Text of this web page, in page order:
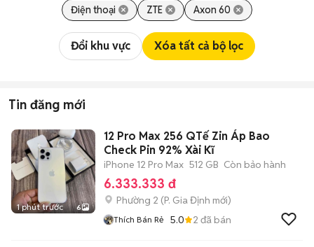
Điện thoại ZTE Axon 60
Đổi khu vực Xóa tất cả bộ lọc
Tin đăng mới
1 phút trước 6
12 Pro Max 256 QTế Zin Áp Bao
Check Pin 92% Xài Kĩ
iPhone 12 Pro Max 512 GB Còn bảo hành
6.333.333 đ
Phường 2 (P. Gia Định mới)
Thích Bán Rẻ 5.0 2 đã bán